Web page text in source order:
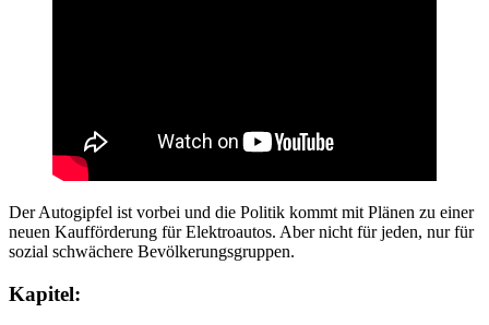
Der Autogipfel ist vorbei und die Politik kommt mit Plänen zu einer
neuen Kaufförderung für Elektroautos. Aber nicht für jeden, nur für
sozial schwächere Bevölkerungsgruppen.
Kapitel: